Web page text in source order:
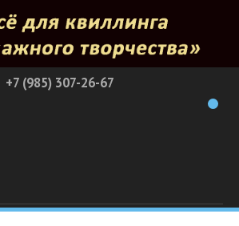
+7 (985) 307-26-67